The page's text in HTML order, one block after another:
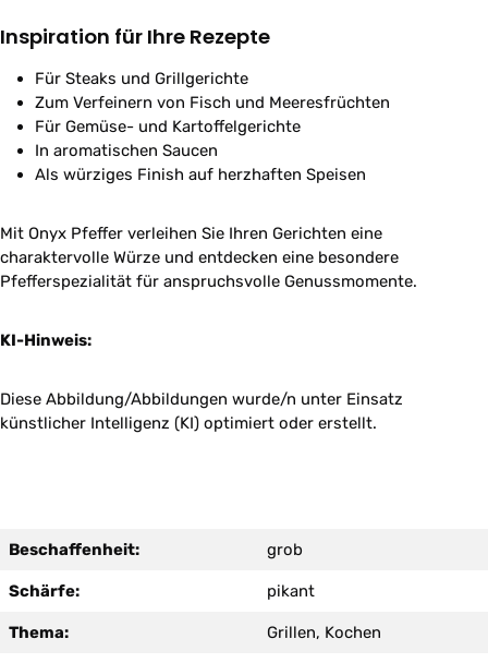
Inspiration für Ihre Rezepte
Für Steaks und Grillgerichte
Zum Verfeinern von Fisch und Meeresfrüchten
Für Gemüse- und Kartoffelgerichte
In aromatischen Saucen
Als würziges Finish auf herzhaften Speisen
Mit Onyx Pfeffer verleihen Sie Ihren Gerichten eine
charaktervolle Würze und entdecken eine besondere
Pfefferspezialität für anspruchsvolle Genussmomente.
KI-Hinweis:
Diese Abbildung/Abbildungen wurde/n unter Einsatz
künstlicher Intelligenz (KI) optimiert oder erstellt.
Beschaffenheit: grob
Schärfe: pikant
Thema: Grillen, Kochen